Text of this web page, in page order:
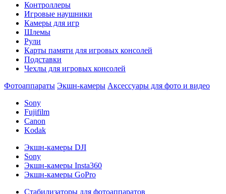
Контроллеры
Игровые наушники
Камеры для игр
Шлемы
Рули
Карты памяти для игровых консолей
Подставки
Чехлы для игровых консолей
Фотоаппараты Экшн-камеры Аксессуары для фото и видео
Sony
Fujifilm
Canon
Kodak
Экшн-камеры DJI
Sony
Экшн-камеры Insta360
Экшн-камеры GoPro
Стабилизаторы для фотоаппаратов